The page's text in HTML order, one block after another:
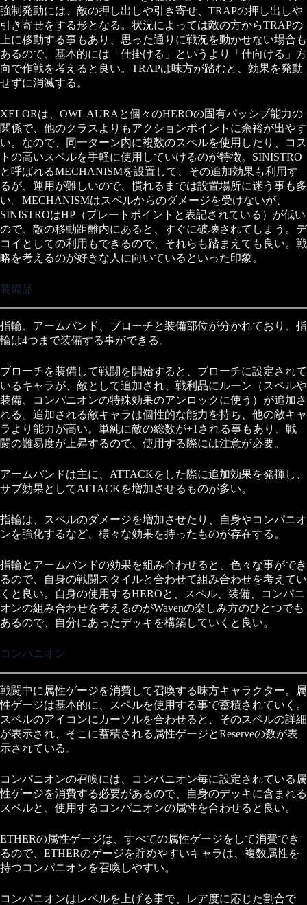
強制発動には、敵の押し出しや引き寄せ、TRAPの押し出しや
引き寄せをする形となる。状況によっては敵の方からTRAPの
上に移動する事もあり、思った通りに戦況を動かせない場合も
あるので、基本的には「仕掛ける」というより「仕向ける」方
向で作戦を考えると良い。TRAPは味方が踏むと、効果を発動
せずに消滅する。
XELORは、OWL AURAと個々のHEROの固有パッシブ能力の
関係で、他のクラスよりもアクションポイントに余裕が出やす
い。なので、同一ターン内に複数のスペルを使用したり、コス
トの高いスペルを手軽に使用していけるのが特徴。SINISTRO
と呼ばれるMECHANISMを設置して、その追加効果も利用す
るが、運用が難しいので、慣れるまでは設置場所に迷う事も多
い。MECHANISMはスペルからのダメージを受けないが、
SINISTROはHP（プレートポイントと表記されている）が低い
ので、敵の移動距離内にあると、すぐに破壊されてしまう。デ
コイとしての利用もできるので、それらも踏まえても良い。戦
略を考えるのが好きな人に向いているといった印象。
装備品
指輪、アームバンド、ブローチと装備部位が分かれており、指
輪は4つまで装備する事ができる。
ブローチを装備して戦闘を開始すると、ブローチに設定されて
いるキャラが、敵として追加され、戦利品にルーン（スペルや
装備、コンパニオンの特殊効果のアンロックに使う）が追加さ
れる。追加される敵キャラは個性的な能力を持ち、他の敵キャ
ラより能力が高い。単純に敵の総数が+1される事もあり、戦
闘の難易度が上昇するので、使用する際には注意が必要。
アームバンドは主に、ATTACKをした際に追加効果を発揮し、
サブ効果としてATTACKを増加させるものが多い。
指輪は、スペルのダメージを増加させたり、自身やコンパニオ
ンを強化するなど、様々な効果を持ったものが存在する。
指輪とアームバンドの効果を組み合わせると、色々な事ができ
るので、自身の戦闘スタイルと合わせて組み合わせを考えてい
くと良い。自身の使用するHEROと、スペル、装備、コンパニ
オンの組み合わせを考えるのがWavenの楽しみ方のひとつでも
あるので、自分にあったデッキを構築していくと良い。
コンパニオン
戦闘中に属性ゲージを消費して召喚する味方キャラクター。属
性ゲージは基本的に、スペルを使用する事で蓄積されていく。
スペルのアイコンにカーソルを合わせると、そのスペルの詳細
が表示され、そこに蓄積される属性ゲージとReserveの数が表
示されている。
コンパニオンの召喚には、コンパニオン毎に設定されている属
性ゲージを消費する必要があるので、自身のデッキに含まれる
スペルと、使用するコンパニオンの属性を合わせると良い。
ETHERの属性ゲージは、すべての属性ゲージをして消費でき
るので、ETHERのゲージを貯めやすいキャラは、複数属性を
持つコンパニオンを召喚しやすい。
コンパニオンはレベルを上げる事で、レア度に応じた割合で